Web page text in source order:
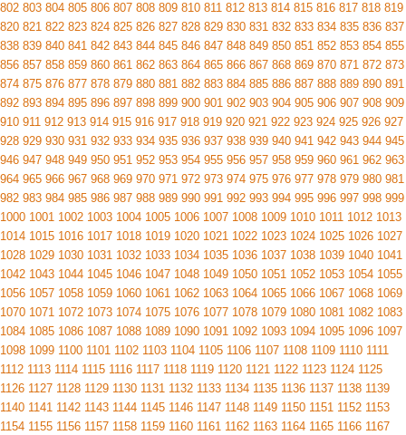
802 803 804 805 806 807 808 809 810 811 812 813 814 815 816 817 818 819
820 821 822 823 824 825 826 827 828 829 830 831 832 833 834 835 836 837
838 839 840 841 842 843 844 845 846 847 848 849 850 851 852 853 854 855
856 857 858 859 860 861 862 863 864 865 866 867 868 869 870 871 872 873
874 875 876 877 878 879 880 881 882 883 884 885 886 887 888 889 890 891
892 893 894 895 896 897 898 899 900 901 902 903 904 905 906 907 908 909
910 911 912 913 914 915 916 917 918 919 920 921 922 923 924 925 926 927
928 929 930 931 932 933 934 935 936 937 938 939 940 941 942 943 944 945
946 947 948 949 950 951 952 953 954 955 956 957 958 959 960 961 962 963
964 965 966 967 968 969 970 971 972 973 974 975 976 977 978 979 980 981
982 983 984 985 986 987 988 989 990 991 992 993 994 995 996 997 998 999
1000 1001 1002 1003 1004 1005 1006 1007 1008 1009 1010 1011 1012 1013
1014 1015 1016 1017 1018 1019 1020 1021 1022 1023 1024 1025 1026 1027
1028 1029 1030 1031 1032 1033 1034 1035 1036 1037 1038 1039 1040 1041
1042 1043 1044 1045 1046 1047 1048 1049 1050 1051 1052 1053 1054 1055
1056 1057 1058 1059 1060 1061 1062 1063 1064 1065 1066 1067 1068 1069
1070 1071 1072 1073 1074 1075 1076 1077 1078 1079 1080 1081 1082 1083
1084 1085 1086 1087 1088 1089 1090 1091 1092 1093 1094 1095 1096 1097
1098 1099 1100 1101 1102 1103 1104 1105 1106 1107 1108 1109 1110 1111
1112 1113 1114 1115 1116 1117 1118 1119 1120 1121 1122 1123 1124 1125
1126 1127 1128 1129 1130 1131 1132 1133 1134 1135 1136 1137 1138 1139
1140 1141 1142 1143 1144 1145 1146 1147 1148 1149 1150 1151 1152 1153
1154 1155 1156 1157 1158 1159 1160 1161 1162 1163 1164 1165 1166 1167